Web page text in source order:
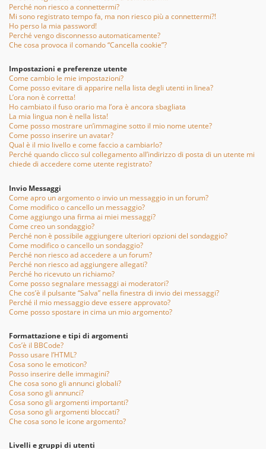
Perché non riesco a connettermi?
Mi sono registrato tempo fa, ma non riesco più a connettermi?!
Ho perso la mia password!
Perché vengo disconnesso automaticamente?
Che cosa provoca il comando “Cancella cookie”?
Impostazioni e preferenze utente
Come cambio le mie impostazioni?
Come posso evitare di apparire nella lista degli utenti in linea?
L’ora non è corretta!
Ho cambiato il fuso orario ma l’ora è ancora sbagliata
La mia lingua non è nella lista!
Come posso mostrare un’immagine sotto il mio nome utente?
Come posso inserire un avatar?
Qual è il mio livello e come faccio a cambiarlo?
Perché quando clicco sul collegamento all’indirizzo di posta di un utente mi
chiede di accedere come utente registrato?
Invio Messaggi
Come apro un argomento o invio un messaggio in un forum?
Come modifico o cancello un messaggio?
Come aggiungo una firma ai miei messaggi?
Come creo un sondaggio?
Perché non è possibile aggiungere ulteriori opzioni del sondaggio?
Come modifico o cancello un sondaggio?
Perché non riesco ad accedere a un forum?
Perché non riesco ad aggiungere allegati?
Perché ho ricevuto un richiamo?
Come posso segnalare messaggi ai moderatori?
Che cos’è il pulsante “Salva” nella finestra di invio dei messaggi?
Perché il mio messaggio deve essere approvato?
Come posso spostare in cima un mio argomento?
Formattazione e tipi di argomenti
Cos’è il BBCode?
Posso usare l’HTML?
Cosa sono le emoticon?
Posso inserire delle immagini?
Che cosa sono gli annunci globali?
Cosa sono gli annunci?
Cosa sono gli argomenti importanti?
Cosa sono gli argomenti bloccati?
Che cosa sono le icone argomento?
Livelli e gruppi di utenti